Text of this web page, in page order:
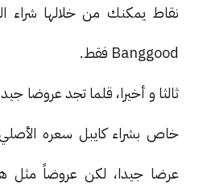
نقاط يمكنك من خلالها
Banggood فقط.
ثالثا و أخيرا، قلما تجد عروضا
عرضا جيدا، لكن عروضاً مثل